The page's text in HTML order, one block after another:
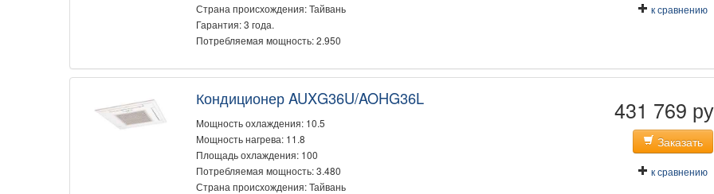
Страна происхождения: Тайвань
Гарантия: 3 года.
Потребляемая мощность: 2.950
к сравнению
Кондиционер AUXG36U/AOHG36L
Мощность охлаждения: 10.5
Мощность нагрева: 11.8
Площадь охлаждения: 100
Потребляемая мощность: 3.480
Страна происхождения: Тайвань
431 769
Заказать
к сравнению